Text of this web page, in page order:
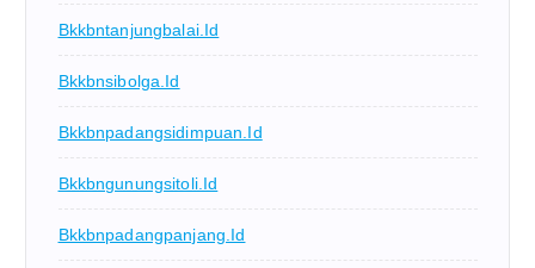
Bkkbntanjungbalai.id
Bkkbnsibolga.id
Bkkbnpadangsidimpuan.id
Bkkbngunungsitoli.id
Bkkbnpadangpanjang.id